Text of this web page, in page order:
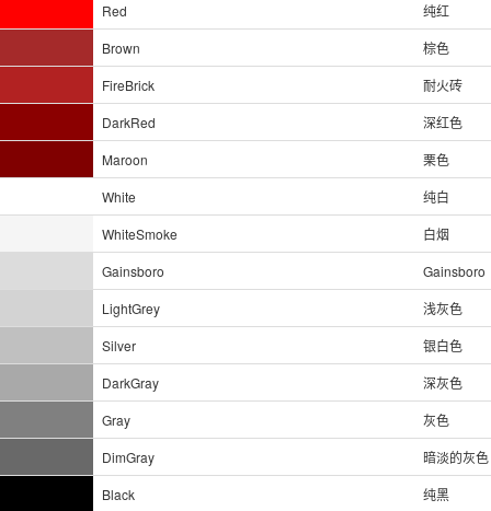
Red
纯红
Brown
棕色
FireBrick
耐火砖
DarkRed
深红色
Maroon
栗色
White
纯白
WhiteSmoke
白烟
Gainsboro
Gainsboro
LightGrey
浅灰色
Silver
银白色
DarkGray
深灰色
Gray
灰色
DimGray
暗淡的灰色
Black
纯黑